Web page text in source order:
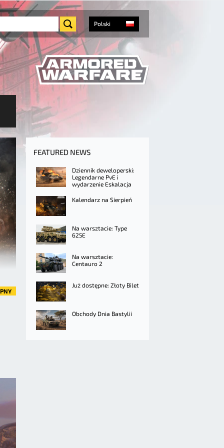
Polski
FEATURED NEWS
Dziennik deweloperski:
Legendarne PvE i
wydarzenie Eskalacja
Kalendarz na Sierpień
Na warsztacie: Type
625E
Na warsztacie:
Centauro 2
Już dostępne: Złoty Bilet
Obchody Dnia Bastylii